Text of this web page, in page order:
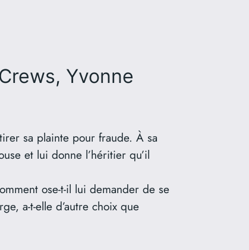
Yvonne
sa plainte pour fraude. À sa
et lui donne l’héritier qu’il
ose-t-il lui demander de se
a-t-elle d’autre choix que